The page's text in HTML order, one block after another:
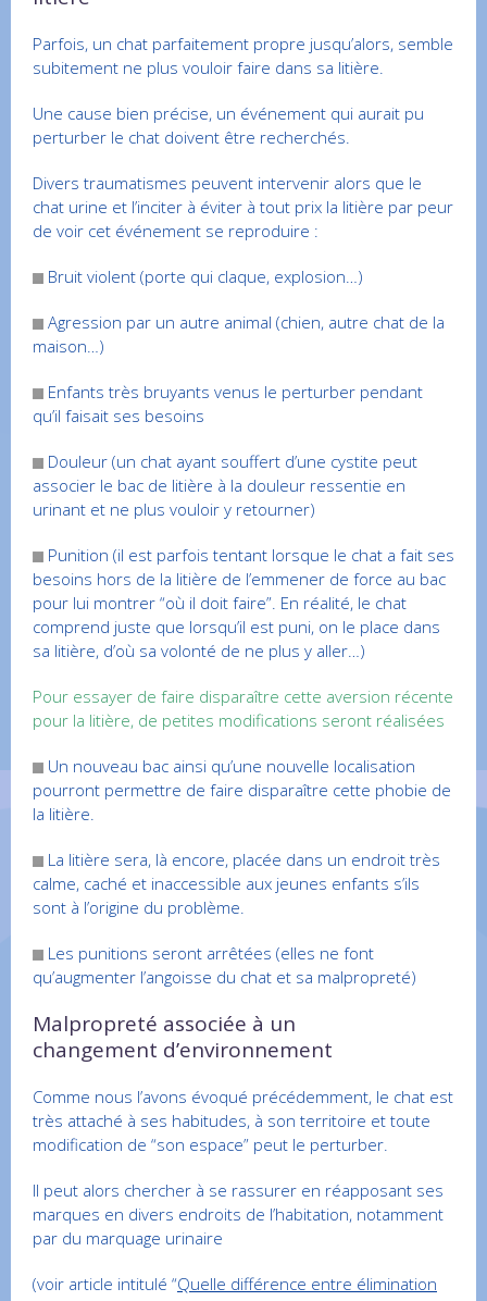
Parfois, un chat parfaitement propre jusqu’alors, semble
subitement ne plus vouloir faire dans sa litière.
Une cause bien précise, un événement qui aurait pu
perturber le chat doivent être recherchés.
Divers traumatismes peuvent intervenir alors que le
chat urine et l’inciter à éviter à tout prix la litière par peur
de voir cet événement se reproduire :
Bruit violent (porte qui claque, explosion…)
Agression par un autre animal (chien, autre chat de la
maison…)
Enfants très bruyants venus le perturber pendant
qu’il faisait ses besoins
Douleur (un chat ayant souffert d’une cystite peut
associer le bac de litière à la douleur ressentie en
urinant et ne plus vouloir y retourner)
Punition (il est parfois tentant lorsque le chat a fait ses
besoins hors de la litière de l’emmener de force au bac
pour lui montrer “où il doit faire”. En réalité, le chat
comprend juste que lorsqu’il est puni, on le place dans
sa litière, d’où sa volonté de ne plus y aller…)
Pour essayer de faire disparaître cette aversion récente
pour la litière, de petites modifications seront réalisées
Un nouveau bac ainsi qu’une nouvelle localisation
pourront permettre de faire disparaître cette phobie de
la litière.
La litière sera, là encore, placée dans un endroit très
calme, caché et inaccessible aux jeunes enfants s’ils
sont à l’origine du problème.
Les punitions seront arrêtées (elles ne font
qu’augmenter l’angoisse du chat et sa malpropreté)
Malpropreté associée à un
changement d’environnement
Comme nous l’avons évoqué précédemment, le chat est
très attaché à ses habitudes, à son territoire et toute
modification de “son espace” peut le perturber.
Il peut alors chercher à se rassurer en réapposant ses
marques en divers endroits de l’habitation, notamment
par du marquage urinaire
(voir article intitulé “Quelle différence entre élimination